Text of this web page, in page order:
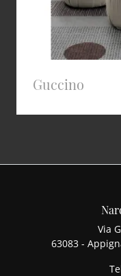
Guccino
Via
63083 -